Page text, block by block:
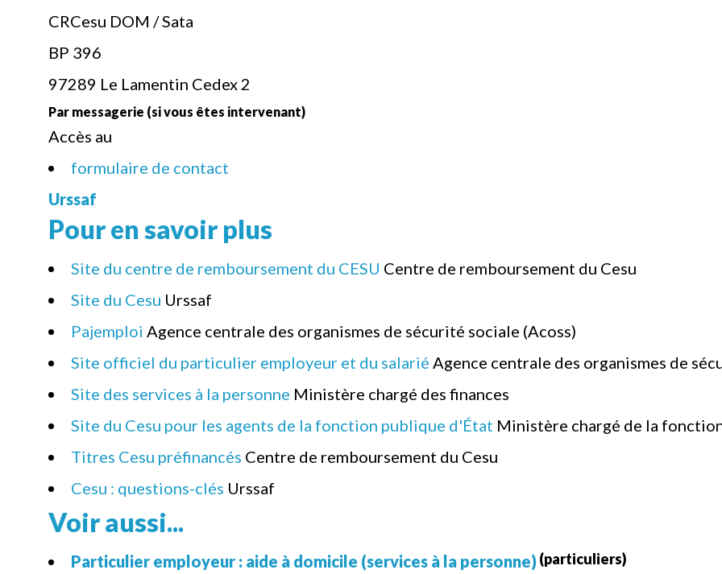
CRCesu DOM / Sata
BP 396
97289 Le Lamentin Cedex 2
Par messagerie (si vous êtes intervenant)
Accès au
formulaire de contact
Urssaf
Pour en savoir plus
Site du centre de remboursement du CESU Centre de remboursement du Cesu
Site du Cesu Urssaf
Pajemploi Agence centrale des organismes de sécurité sociale (Acoss)
Site officiel du particulier employeur et du salarié Agence centrale des organismes de
Site des services à la personne Ministère chargé des finances
Site du Cesu pour les agents de la fonction publique d'État Ministère chargé de la
Titres Cesu préfinancés Centre de remboursement du Cesu
Cesu : questions-clés Urssaf
Voir aussi...
Particulier employeur : aide à domicile (services à la personne)(particuliers)